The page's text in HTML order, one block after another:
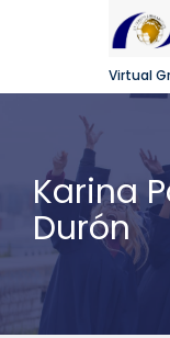
Virtual
Karina
Durón